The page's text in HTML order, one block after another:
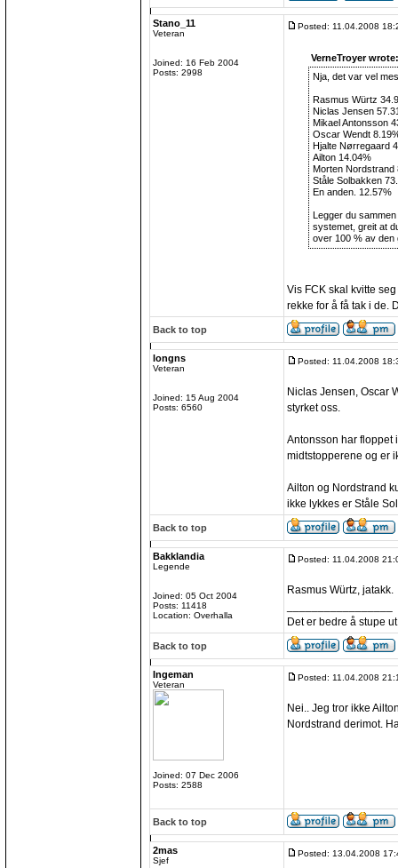
Stano_11
Veteran
Joined: 16 Feb 2004
Posts: 2998
Posted: 11.04.2008
VerneTroyer wrote:
Nja, det var vel
Rasmus Würtz
Niclas Jensen
Mikael Antonsson
Oscar Wendt
Hjalte Nørregaard
Ailton 14.04%
Morten Nordstrand
Ståle Solbakken
En anden. 12.57%
Legger du
systemet, greit at
over 100 % av den
Vis FCK skal kvitte
rekke for å få tak i de.
Back to top
longns
Veteran
Joined: 15 Aug 2004
Posts: 6560
Posted: 11.04.2008
Niclas Jensen, Oscar
styrket oss.
Antonsson har floppet
midtstopperene og er
Ailton og Nordstrand
ikke lykkes er Ståle
Back to top
Bakklandia
Legende
Joined: 05 Oct 2004
Posts: 11418
Location: Overhalla
Posted: 11.04.2008
Rasmus Würtz, jatakk.
Det er bedre å stupe
Back to top
Ingeman
Veteran
Joined: 07 Dec 2006
Posts: 2588
Posted: 11.04.2008
Nei.. Jeg tror ikke
Nordstrand derimot.
Back to top
2mas
Sjef
Posted: 13.04.2008